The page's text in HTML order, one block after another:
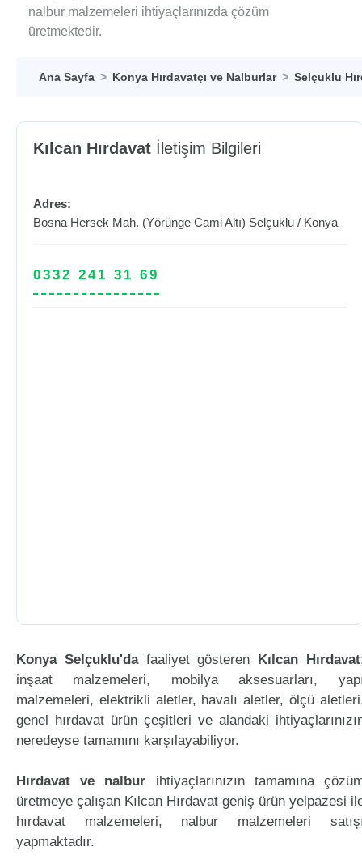
nalbur malzemeleri ihtiyaçlarınızda çözüm
üretmektedir.
Ana Sayfa Konya Hırdavatçı ve Nalburlar Selçuklu
Kılcan Hırdavat İletişim Bilgileri
Adres:
Bosna Hersek Mah. (Yörünge Cami Altı) Selçuklu / Konya
0332 241 31 69
Konya Selçuklu'dafaaliyet gösteren Kılcan Hırdavat
inşaat malzemeleri, mobilya aksesuarları,
malzemeleri, elektrikli aletler, havalı aletler, ölçü
genel hırdavat ürün çeşitleri ve alandaki
neredeyse tamamını karşılayabiliyor.
Hırdavat ve nalbur ihtiyaçlarınızın tamamına
üretmeye çalışan Kılcan Hırdavat geniş ürün yelpazesi
hırdavat malzemeleri, nalbur malzemeleri
yapmaktadır.